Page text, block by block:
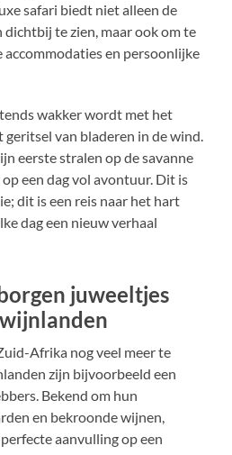
safari biedt niet alleen de
dichtbij te zien, maar ook om te
accommodaties en persoonlijke
wakker wordt met het
geritsel van bladeren in de wind.
eerste stralen op de savanne
een dag vol avontuur. Dit is
dit is een reis naar het hart
dag een nieuw verhaal
juweeltjes
Afrika nog veel meer te
zijn bijvoorbeeld een
Bekend om hun
en bekroonde wijnen,
perfecte aanvulling op een